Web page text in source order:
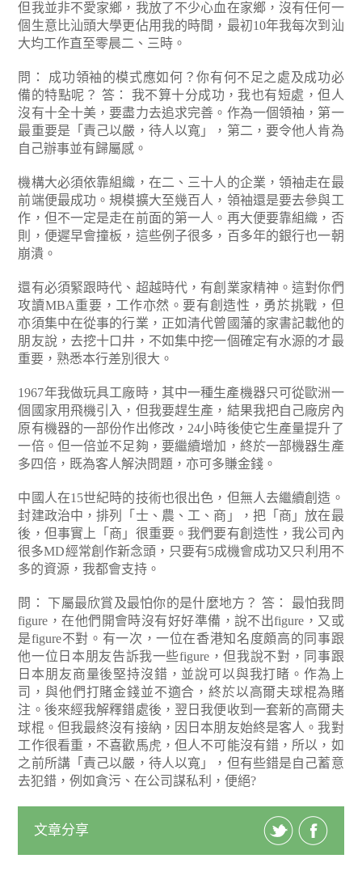
但我並非不愛家鄉，我放了不少心血在家鄉，沒有任何一
個生意比汕頭大學更佔用我的時間，最初10年我每次到汕
大均工作直至零晨二、三時。
問： 成功領袖的模式應如何？你有何不足之處及成功必
備的特點呢？ 答： 我不算十分成功，我也有短處，但人
沒有十全十美，要盡力去追求完善。作為一個領袖，第一
最重要是「責己以嚴，待人以寬」，第二，要令他人肯為
自己辦事並有歸屬感。
機構大必須依靠組織，在二、三十人的企業，領袖走在最
前端便最成功。規模擴大至幾百人，領袖還是要去參與工
作，但不一定是走在前面的第一人。再大便要靠組織，否
則，便遲早會撞板，這些例子很多，百多年的銀行也一朝
崩潰。
還有必須緊跟時代、超越時代，有創業家精神。這對你們
攻讀MBA重要，工作亦然。要有創造性，勇於挑戰，但
亦須集中在從事的行業，正如清代曾國藩的家書記載他的
朋友說，去挖十口井，不如集中挖一個確定有水源的才最
重要，熟悉本行差別很大。
1967年我做玩具工廠時，其中一種生產機器只可從歐洲一
個國家用飛機引入，但我要趕生產，結果我把自己廠房內
原有機器的一部份作出修改，24小時後使它生產量提升了
一倍。但一倍並不足夠，要繼續增加，終於一部機器生產
多四倍，既為客人解決問題，亦可多賺金錢。
中國人在15世紀時的技術也很出色，但無人去繼續創造。
封建政治中，排列「士、農、工、商」，把「商」放在最
後，但事實上「商」很重要。我們要有創造性，我公司內
很多MD經常創作新念頭，只要有5成機會成功又只利用不
多的資源，我都會支持。
問： 下屬最欣賞及最怕你的是什麼地方？ 答： 最怕我問
figure，在他們開會時沒有好好準備，說不出figure，又或
是figure不對。有一次，一位在香港知名度頗高的同事跟
他一位日本朋友告訴我一些figure，但我說不對，同事跟
日本朋友商量後堅持沒錯，並說可以與我打睹。作為上
司，與他們打賭金錢並不適合，終於以高爾夫球棍為賭
注。後來經我解釋錯處後，翌日我便收到一套新的高爾夫
球棍。但我最終沒有接納，因日本朋友始終是客人。我對
工作很看重，不喜歡馬虎，但人不可能沒有錯，所以，如
之前所講「責己以嚴，待人以寬」，但有些錯是自己蓄意
去犯錯，例如貪污、在公司謀私利，便絕?
文章分享